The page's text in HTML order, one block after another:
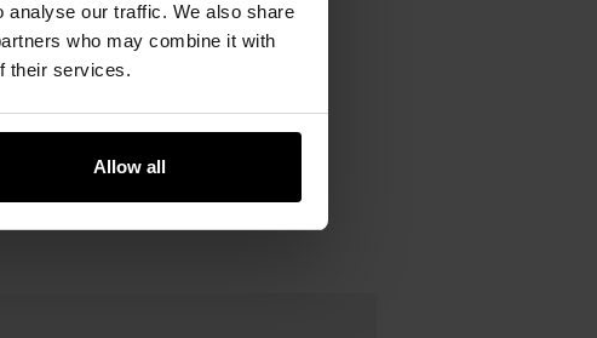
analyse our traffic. We also share
who may combine it with
their services.
Allow all